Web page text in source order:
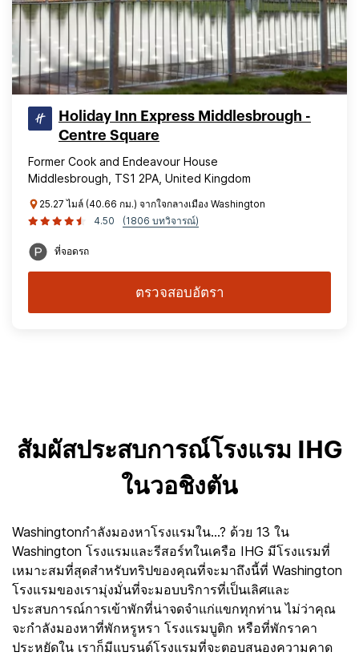
Holiday Inn Express Middlesbrough -
Centre Square
Former Cook and Endeavour House
Middlesbrough, TS1 2PA, United Kingdom
25.27 ไมล์ (40.66 กม.) จากใจกลางเมือง Washington
4.50
(1806 บทวิจารณ์)
ที่จอดรถ
ตรวจสอบอัตรา
สัมผัสประสบการณ์โรงแรม IHG
ในวอชิงตัน
Washingtonกำลังมองหาโรงแรมใน...? ด้วย 13 ใน
Washington โรงแรมและรีสอร์ทในเครือ IHG มีโรงแรมที่
เหมาะสมที่สุดสำหรับทริปของคุณที่จะมาถึงนี้ที่ Washington
โรงแรมของเรามุ่งมั่นที่จะมอบบริการที่เป็นเลิศและ
ประสบการณ์การเข้าพักที่น่าจดจำแก่แขกทุกท่าน ไม่ว่าคุณ
จะกำลังมองหาที่พักหรูหรา โรงแรมบูติก หรือที่พักราคา
ประหยัดใน เราก็มีแบรนด์โรงแรมที่จะตอบสนองความคาด